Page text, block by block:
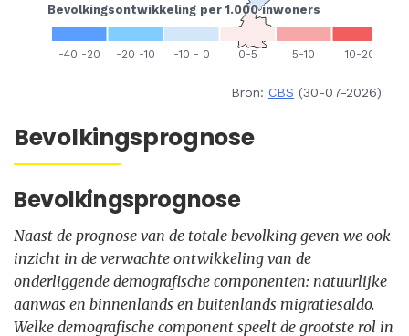
Bron: CBS (30-07-2026)
Bevolkingsprognose
Bevolkingsprognose
Naast de prognose van de totale bevolking geven we ook
inzicht in de verwachte ontwikkeling van de
onderliggende demografische componenten: natuurlijke
aanwas en binnenlands en buitenlands migratiesaldo.
Welke demografische component speelt de grootste rol in